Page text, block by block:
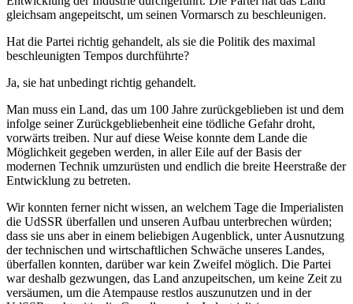
gleichsam angepeitscht, um seinen Vormarsch zu beschleunigen.
Hat die Partei richtig gehandelt, als sie die Politik des maximal
beschleunigten Tempos durchführte?
Ja, sie hat unbedingt richtig gehandelt.
Man muss ein Land, das um 100 Jahre zurückgeblieben ist und dem
infolge seiner Zurückgebliebenheit eine tödliche Gefahr droht,
vorwärts treiben. Nur auf diese Weise konnte dem Lande die
Möglichkeit gegeben werden, in aller Eile auf der Basis der
modernen Technik umzurüsten und endlich die breite Heerstraße der
Entwicklung zu betreten.
Wir konnten ferner nicht wissen, an welchem Tage die Imperialisten
die UdSSR überfallen und unseren Aufbau unterbrechen würden;
dass sie uns aber in einem beliebigen Augenblick, unter Ausnutzung
der technischen und wirtschaftlichen Schwäche unseres Landes,
überfallen konnten, darüber war kein Zweifel möglich. Die Partei
war deshalb gezwungen, das Land anzupeitschen, um keine Zeit zu
versäumen, um die Atempause restlos auszunutzen und in der